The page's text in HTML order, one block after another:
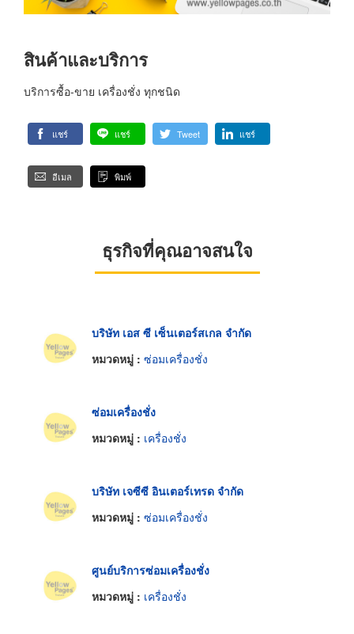
สินค้าและบริการ
บริการซื้อ-ขาย เครื่องชั่ง ทุกชนิด
แชร์ แชร์ Tweet แชร์
อีเมล พิมพ์
ธุรกิจที่คุณอาจสนใจ
บริษัท เอส ซี เซ็นเตอร์สเกล จำกัด
หมวดหมู่ : ซ่อมเครื่องชั่ง
ซ่อมเครื่องชั่ง
หมวดหมู่ : เครื่องชั่ง
บริษัท เจซีซี อินเตอร์เทรด จำกัด
หมวดหมู่ : ซ่อมเครื่องชั่ง
ศูนย์บริการซ่อมเครื่องชั่ง
หมวดหมู่ : เครื่องชั่ง